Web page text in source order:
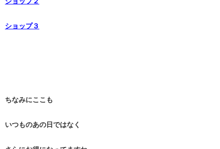
ショップ３
ちなみにここも
いつものあの日ではなく